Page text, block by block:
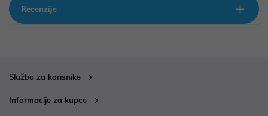
Recenzije
Služba za korisnike
Informacije za kupce